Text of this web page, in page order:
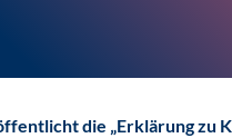
die „Erklärung zu